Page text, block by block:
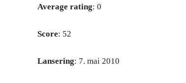
Average rating: 0
Score: 52
Lansering: 7. mai 2010